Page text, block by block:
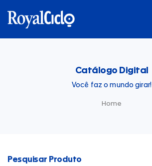
Catálogo Digital
Você faz o mundo girar!
Home
Pesquisar Produto